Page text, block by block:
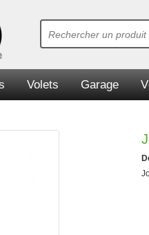
Volets Garage